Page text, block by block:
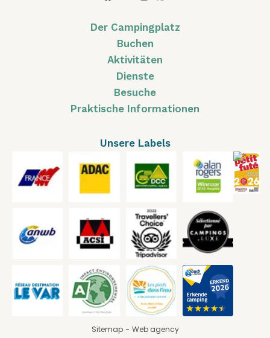
Der Campingplatz
Buchen
Aktivitäten
Dienste
Besuche
Praktische Informationen
Unsere Labels
Sitemap Web agency